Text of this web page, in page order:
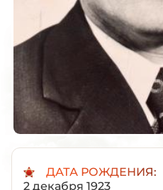
ДАТА РОЖДЕНИЯ:
2 декабря 1923